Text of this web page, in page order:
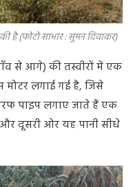
है (फोटो साभार : सुमन दिवाकर)
से आगे) की तस्वीरों में एक
मोटर लगाई गई है, जिसे
पाइप लगाए जाते हैं एक
दूसरी ओर यह पानी सीधे